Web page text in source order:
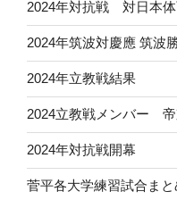
2024年対抗戦 対日本
2024年筑波対慶應 筑波
2024年立教戦結果
2024立教戦メンバー
2024年対抗戦開幕
菅平各大学練習試合まと